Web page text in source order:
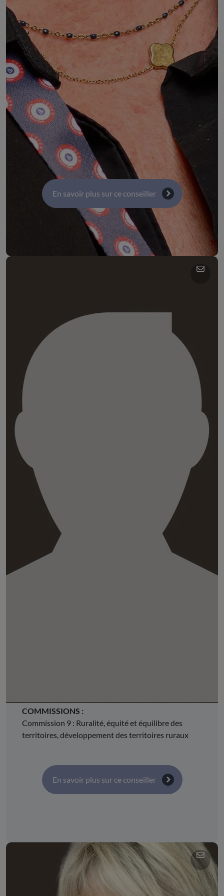
Elue de la CMA Auvergne-Rhône-Alpes
DÉSIGNÉ PAR :
la Chambre de métiers et de l'artisanat de région
d'Auvergne-Rhône- Alpes
COMMISSIONS :
Commission 8 : Coopérations internationales -
Europe et fonds structurels
Commission 5 : Solidarités, inclusion sociale et santé
Commission 4 : Territoires, transport, infrastructure
et numérique
En savoir plus sur ce conseiller
COMMISSIONS :
Commission 9 : Ruralité, équité et équilibre des
territoires, développement des territoires ruraux
En savoir plus sur ce conseiller